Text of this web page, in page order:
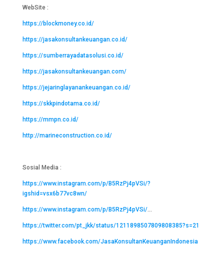
WebSite :
https://blockmoney.co.id/
https://jasakonsultankeuangan.co.id/
https://sumberrayadatasolusi.co.id/
https://jasakonsultankeuangan.com/
https://jejaringlayanankeuangan.co.id/
https://skkpindotama.co.id/
https://mmpn.co.id/
http://marineconstruction.co.id/
Sosial Media :
https://www.instagram.com/p/B5RzPj4pVSi/?
igshid=vsx6b77vc8wn/
https://www.instagram.com/p/B5RzPj4pVSi/…
https://twitter.com/pt_jkk/status/1211898507809808385?s=21
https://www.facebook.com/JasaKonsultanKeuanganIndonesia